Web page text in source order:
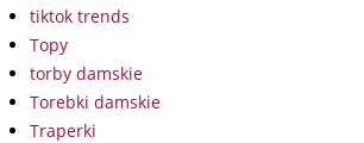
tiktok trends
Topy
torby damskie
Torebki damskie
Traperki